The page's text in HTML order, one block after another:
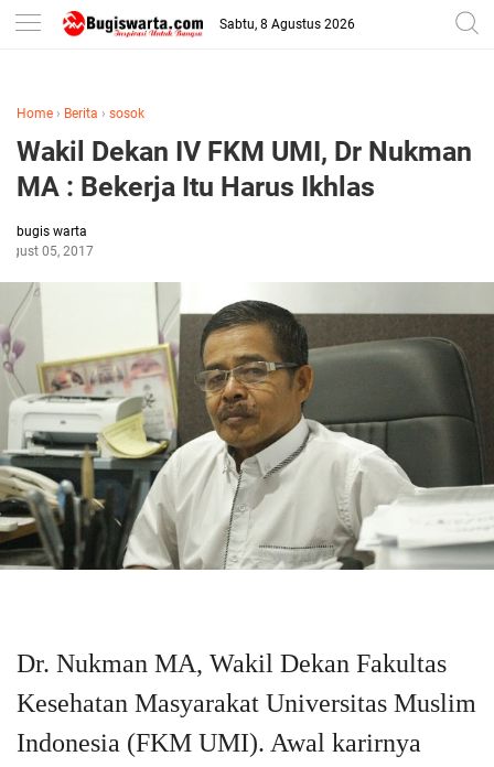
-->
Sabtu, 8 Agustus 2026
Home › Berita › sosok
Wakil Dekan IV FKM UMI, Dr Nukman
MA : Bekerja Itu Harus Ikhlas
bugis warta
05, 2017
Dr. Nukman MA, Wakil Dekan Fakultas
Kesehatan Masyarakat Universitas Muslim
Indonesia (FKM UMI). Awal karirnya